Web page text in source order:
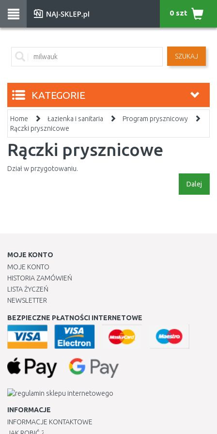
SZUKAJ
0 szt
KATEGORIE
Home Łazienka i sanitaria
Program prysznicowy
Rączki prysznicowe
Rączki prysznicowe
Dział w przygotowaniu.
Dalej
MOJE KONTO
MOJE KONTO
HISTORIA ZAMÓWIEŃ
LISTA ŻYCZEŃ
NEWSLETTER
BEZPIECZNE PŁATNOŚCI INTERNETOWE
INFORMACJE
INFORMACJE KONTAKTOWE